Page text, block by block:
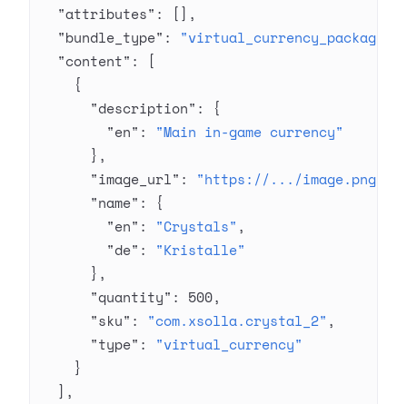
  "attributes"
: [],
  "bundle_type"
: "virtual_currency_package"
  "content"
: [
    {
      "description"
: {
        "en"
: "Main in-game currency"
      },
      "image_url"
: "https://.../image.png"
      "name"
: {
        "en"
: "Crystals" ,
        "de"
: "Kristalle"
      },
      "quantity"
: 500,
      "sku"
: "com.xsolla.crystal_2" ,
      "type"
: "virtual_currency"
    }
  ],